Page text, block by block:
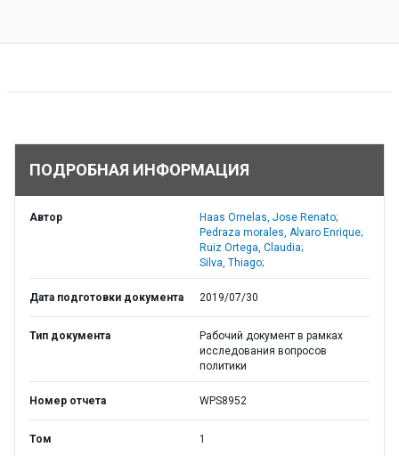
ПОДРОБНАЯ ИНФОРМАЦИЯ
Автор
Haas Ornelas, Jose Renato;
Pedraza morales, Alvaro Enrique;
Ruiz Ortega, Claudia;
Silva, Thiago;
Дата подготовки документа 2019/07/30
Тип документа
Рабочий документ в рамках
исследования вопросов
политики
Номер отчета WPS8952
Том 1